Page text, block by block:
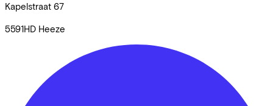
Kapelstraat 67
5591HD Heeze